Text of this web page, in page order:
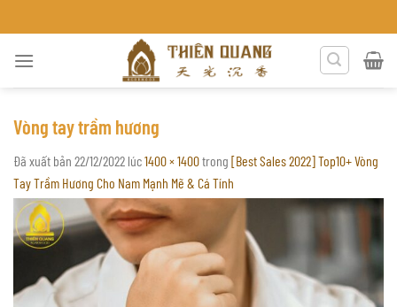
đến
Vòng tay trầm hương
Đã xuất bản 22/12/2022 lúc1400 × 1400trong [Best Sales 2022] Top10+ Vòng
Tay Trầm Hương Cho Nam Mạnh Mẽ & Cá Tính